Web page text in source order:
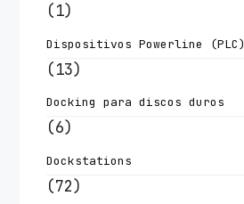
(1)
Dispositivos Powerline (PLC)
(13)
Docking para discos duros
(6)
Dockstations
(72)